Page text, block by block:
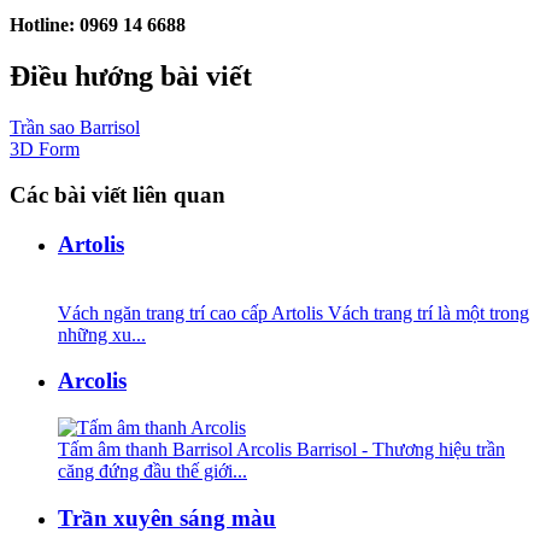
Hotline: 0969 14 6688
Điều hướng bài viết
Trần sao Barrisol
3D Form
Các bài viết liên quan
Artolis
Vách ngăn trang trí cao cấp Artolis Vách trang trí là một trong
những xu...
Arcolis
Tấm âm thanh Barrisol Arcolis Barrisol - Thương hiệu trần
căng đứng đầu thế giới...
Trần xuyên sáng màu